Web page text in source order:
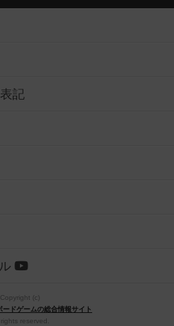
記
Copyright (c)
ードゲームの総合情報サイト
reserved.